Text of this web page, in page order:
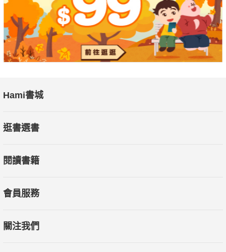
Hami書城
逛書選書
閱讀書籍
會員服務
關注我們